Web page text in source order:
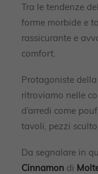
Tra le tendenze
forme morbide e
rassicurante e
comfort.
Protagoniste
ritroviamo nelle
d’arredi come
tavoli, pezzi
Da segnalare in
Cinnamon di